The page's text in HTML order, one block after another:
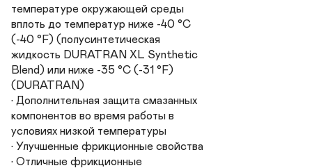
температуре окружающей среды
вплоть до температур ниже -40 °C
(-40 °F) (полусинтетическая
жидкость DURATRAN XL Synthetic
Blend) или ниже -35 °C (-31 °F)
(DURATRAN)
• Дополнительная защита смазанных
компонентов во время работы в
условиях низкой температуры
• Улучшенные фрикционные свойства
• Отличные фрикционные